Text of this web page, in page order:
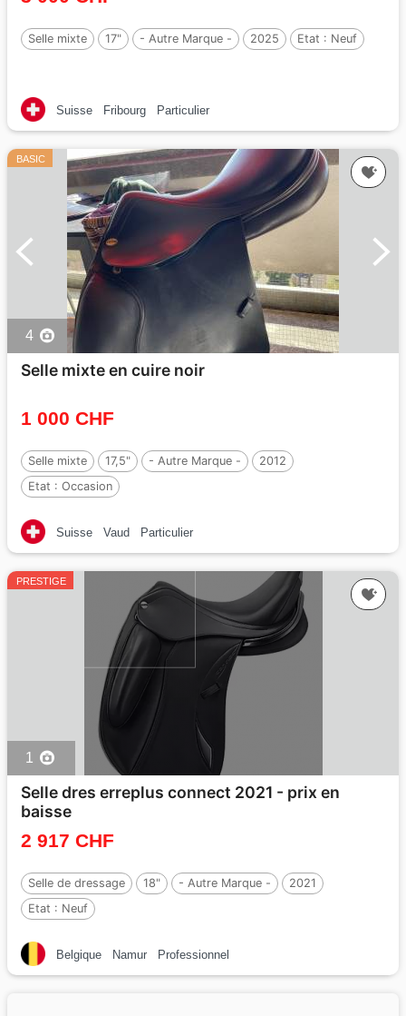
Selle mixte 17" - Autre Marque - 2025 Etat : Neuf
Suisse Fribourg Particulier
BASIC
4
Selle mixte en cuire noir
1 000 CHF
Selle mixte 17,5" - Autre Marque -
2012
Etat : Occasion
Suisse Vaud Particulier
PRESTIGE
1
Selle dres erreplus connect 2021 - prix en
baisse
2 917 CHF
Selle de dressage 18" - Autre Marque -
2021
Etat : Neuf
Belgique Namur Professionnel